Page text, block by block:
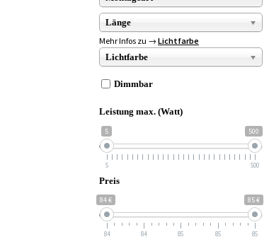
Länge
Mehr Infos zu →Lichtfarbe
Lichtfarbe
Dimmbar
Leistung max. (Watt)
5 500
5 500
Preis
84 € 85 €
84 84 85 85 85